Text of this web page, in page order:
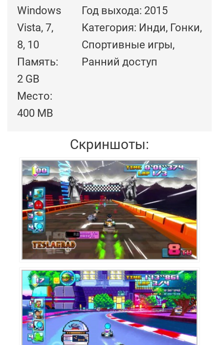
Windows
Vista, 7,
8, 10
Память:
2 GB
Место:
400 MB
Год выхода: 2015
Категория: Инди, Гонки,
Спортивные игры,
Ранний доступ
Скриншоты: